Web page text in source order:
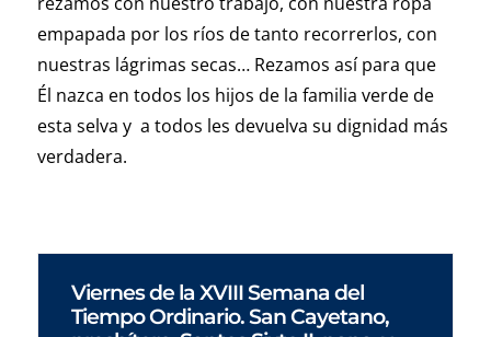
empapada por los ríos de tanto recorrerlos, con
nuestras lágrimas secas… Rezamos así para que
Él nazca en todos los hijos de la familia verde de
esta selva y a todos les devuelva su dignidad más
verdadera.
Viernes de la XVIII Semana del
Tiempo Ordinario. San Cayetano,